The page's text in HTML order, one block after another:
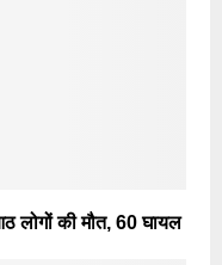
लोगों की मौत, 60 घायल